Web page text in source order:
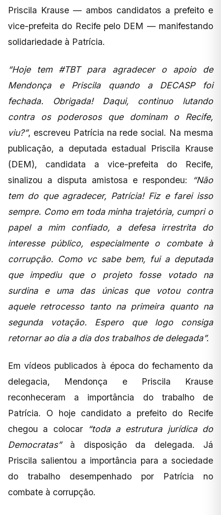
Priscila Krause — ambos candidatos a prefeito e
vice-prefeita do Recife pelo DEM — manifestando
solidariedade à Patrícia.
“Hoje tem #TBT para agradecer o apoio de
Mendonça e Priscila quando a DECASP foi
fechada. Obrigada! Daqui, continuo lutando
contra os poderosos que dominam o Recife,
viu?”, escreveu Patrícia na rede social. Na mesma
publicação, a deputada estadual Priscila Krause
(DEM), candidata a vice-prefeita do Recife,
sinalizou a disputa amistosa e respondeu:
“Não
tem do que agradecer, Patrícia! Fiz e farei isso
sempre. Como em toda minha trajetória, cumpri o
papel a mim confiado, a defesa irrestrita do
interesse público, especialmente o combate à
corrupção. Como vc sabe bem, fui a deputada
que impediu que o projeto fosse votado na
surdina e uma das únicas que votou contra
aquele retrocesso tanto na primeira quanto na
segunda votação. Espero que logo consiga
retornar ao dia a dia dos trabalhos de delegada”.
Em vídeos publicados à época do fechamento da
delegacia, Mendonça e Priscila Krause
reconheceram a importância do trabalho de
Patrícia. O hoje candidato a prefeito do Recife
chegou a colocar
“toda a estrutura jurídica do
Democratas”à disposição da delegada. Já
Priscila salientou a importância para a sociedade
do trabalho desempenhado por Patrícia no
combate à corrupção.